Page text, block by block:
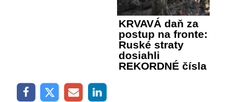
KRVAVÁ daň za
postup na fronte:
Ruské straty
dosiahli
REKORDNÉ čísla